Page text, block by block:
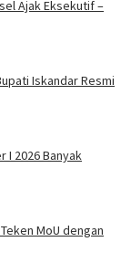
Ajak Eksekutif –
Iskandar Resmi
I 2026 Banyak
MoU dengan